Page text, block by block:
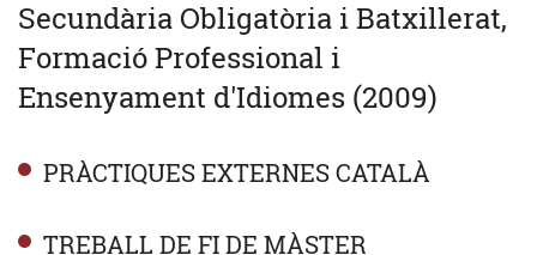
Secundària Obligatòria i Batxillerat,
Formació Professional i
Ensenyament d'Idiomes (2009)
PRÀCTIQUES EXTERNES CATALÀ
TREBALL DE FI DE MÀSTER